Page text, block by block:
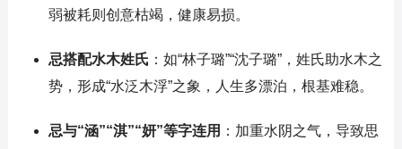
弱被耗则创意枯竭，健康易损。
忌搭配水木姓氏 ：如“林子璐”“沈子璐”，姓氏助水木之
势，形成“水泛木浮”之象，人生多漂泊，根基难稳。
忌与“涵”“淇”“妍”等字连用 ：加重水阴之气，导致思